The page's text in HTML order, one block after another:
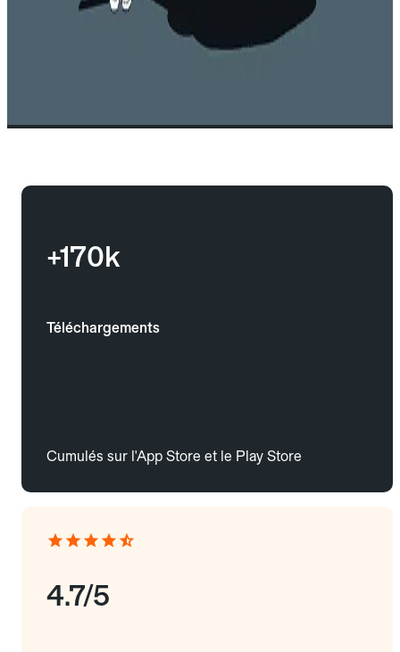
+170k
Téléchargements
Cumulés sur l'App Store et le Play Store
4.7/5